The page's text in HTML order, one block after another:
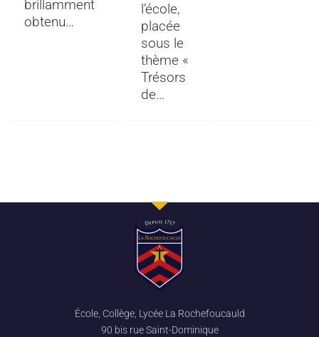
brillamment
obtenu…
l’école,
placée
sous le
thème «
Trésors
de…
École, Collège, Lycée La Rochefoucauld
90 bis rue Saint-Dominique